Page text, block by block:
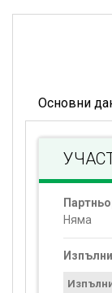
Основни
Няма